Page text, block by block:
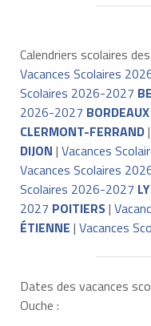
Calendriers scolaires
Vacances Scolaires
Scolaires 2026-2027
2026-2027 BORDEAUX
CLERMONT-FERRAND|
DIJON | Vacances
Vacances Scolaires
Scolaires 2026-2027
2027 POITIERS|
ÉTIENNE | Vacances
Dates des vacances
Ouche :